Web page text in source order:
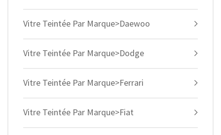
Vitre Teintée Par Marque>Daewoo
Vitre Teintée Par Marque>Dodge
Vitre Teintée Par Marque>Ferrari
Vitre Teintée Par Marque>Fiat